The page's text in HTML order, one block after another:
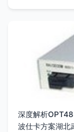
深度解析
波仕卡方案湖北